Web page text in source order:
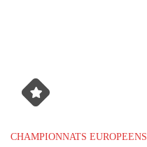
CHAMPIONNATS EUROPEENS